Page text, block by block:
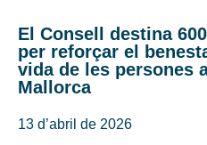
El Consell destina
per reforçar el
vida de les persones
Mallorca
13 d’abril de 2026